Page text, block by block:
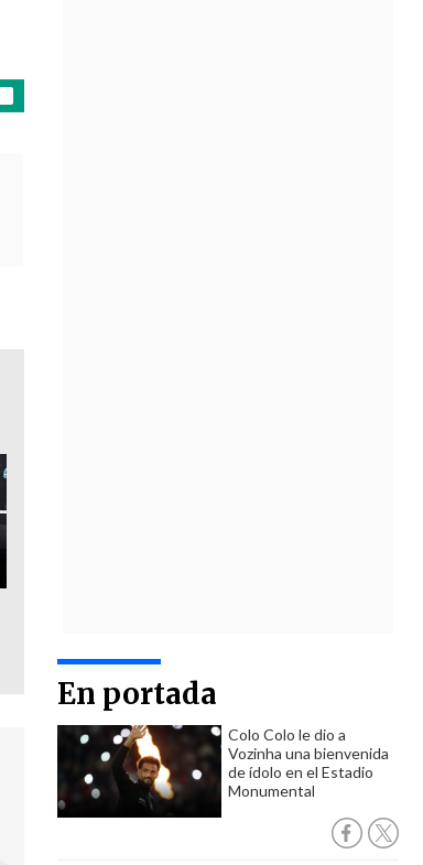
En portada
Colo Colo le dio a
Vozinha una bienvenida
de ídolo en el Estadio
Monumental